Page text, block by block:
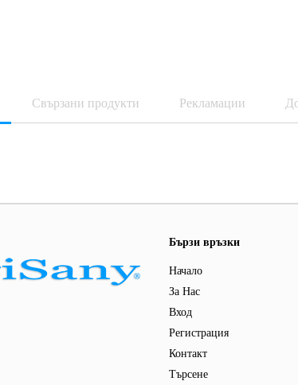
Свързани продукти Рекламации
Бързи връзки
Начало
За Нас
Вход
Регистрация
Контакт
Търсене